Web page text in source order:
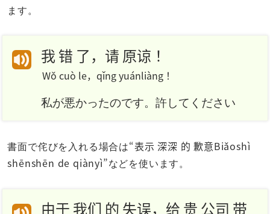
ます。
我 错 了，请 原谅！
Wǒ cuò le，qǐng yuánliàng！
私が悪かったのです。許してください
書面で侘びを入れる場合は“表示 深深 的 歉意Biǎoshì
shēnshēn de qiànyì”などを使います。
由于 我们 的 失误，给 贵 公司 带